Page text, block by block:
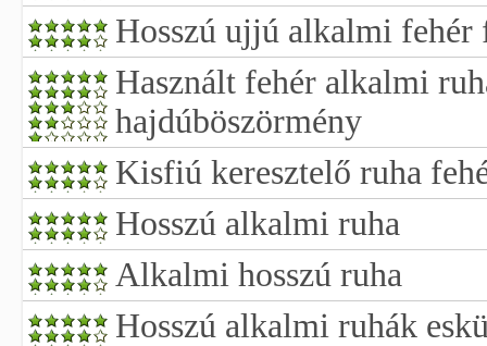
Hosszú ujjú alkalmi fehér
Használt fehér alkalmi
hajdúböszörmény
Kisfiú keresztelő ruha
Hosszú alkalmi ruha
Alkalmi hosszú ruha
Hosszú alkalmi ruhák